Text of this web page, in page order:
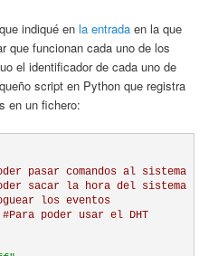
indiqué enla entrada en la que
que funcionan cada uno de los
el identificador de cada uno de
script en Python que registra
en un fichero:
pasar comandos al sistema
sacar la hora del sistema
los eventos
#Para poder usar el DHT